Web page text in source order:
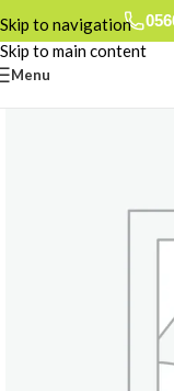
Skip to navigation
Skip to main content
Menu